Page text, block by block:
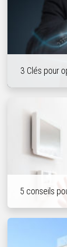
3 Clés pour
5 conseils